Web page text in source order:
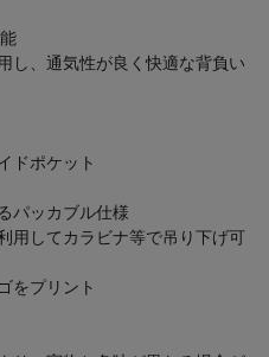
し、通気性が良く快適な背負い
ドポケット
パッカブル仕様
用してカラビナ等で吊り下げ可
をプリント